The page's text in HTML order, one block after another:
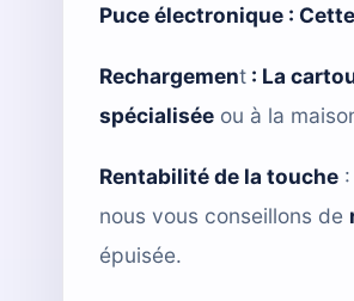
Puce électronique :
Rechargement : La
spécialisée ou à la
Rentabilité de la touche
nous vous conseillons de
épuisée.